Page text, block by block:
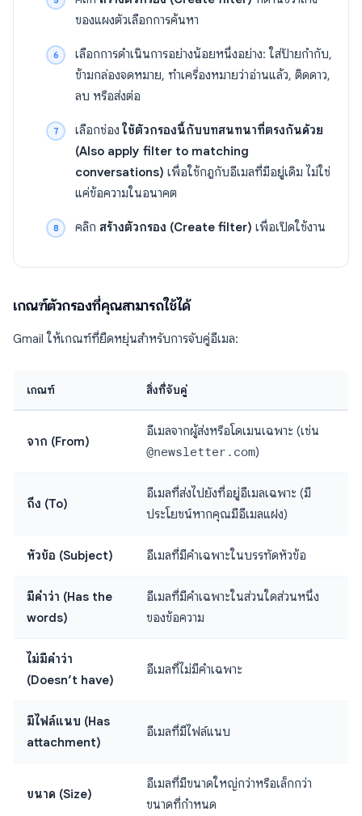
ของแผงตัวเลือกการค้นหา
เลือกการดำเนินการอย่างน้อยหนึ่งอย่าง: ใส่ป้ายกำกับ,
ข้ามกล่องจดหมาย, ทำเครื่องหมายว่าอ่านแล้ว, ติดดาว,
ลบ หรือส่งต่อ
เลือกช่องใช้ตัวกรองนี้กับบทสนทนาที่ตรงกันด้วย
(Also apply filter to matching
conversations) เพื่อใช้กฎกับอีเมลที่มีอยู่เดิม ไม่ใช่
แค่ข้อความในอนาคต
คลิก สร้างตัวกรอง (Create filter) เพื่อเปิดใช้งาน
เกณฑ์ตัวกรองที่คุณสามารถใช้ได้
Gmail ให้เกณฑ์ที่ยืดหยุ่นสำหรับการจับคู่อีเมล:
เกณฑ์ สิ่งที่จับคู่
จาก (From)
อีเมลจากผู้ส่งหรือโดเมนเฉพาะ (เช่น
@newsletter.com)
ถึง (To)
อีเมลที่ส่งไปยังที่อยู่อีเมลเฉพาะ (มี
ประโยชน์หากคุณมีอีเมลแฝง)
หัวข้อ (Subject) อีเมลที่มีคำเฉพาะในบรรทัดหัวข้อ
มีคำว่า (Has the
words)
อีเมลที่มีคำเฉพาะในส่วนใดส่วนหนึ่ง
ของข้อความ
ไม่มีคำว่า
(Doesn’t have)
อีเมลที่ไม่มีคำเฉพาะ
มีไฟล์แนบ (Has
attachment)
อีเมลที่มีไฟล์แนบ
ขนาด (Size)
อีเมลที่มีขนาดใหญ่กว่าหรือเล็กกว่า
ขนาดที่กำหนด